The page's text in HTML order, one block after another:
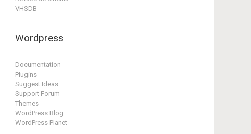
VHSDB
Wordpress
Documentation
Plugins
Suggest Ideas
Support Forum
Themes
WordPress Blog
WordPress Planet